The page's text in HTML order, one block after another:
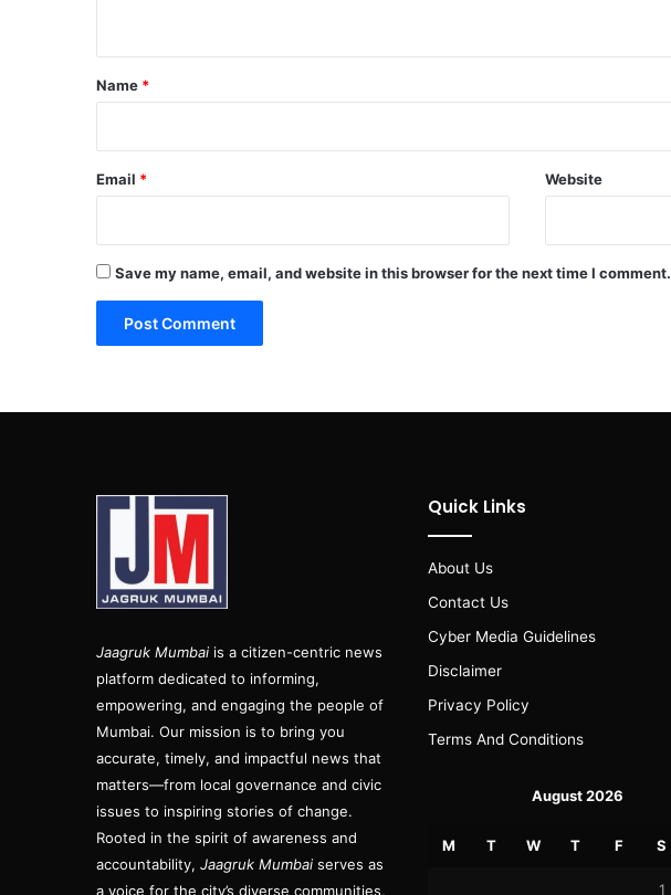
*
Name *
Email * Website
Save my name, email, and website in this browser for the next time I comment.
Jaagruk Mumbai is a citizen-centric news
platform dedicated to informing,
empowering, and engaging the people of
Mumbai. Our mission is to bring you
accurate, timely, and impactful news that
matters—from local governance and civic
issues to inspiring stories of change.
Rooted in the spirit of awareness and
accountability, Jaagruk Mumbai serves as
a voice for the city’s diverse communities,
Quick Links
About Us
Contact Us
Cyber Media Guidelines
Disclaimer
Privacy Policy
Terms And Conditions
August 2026
M T W T F S
1